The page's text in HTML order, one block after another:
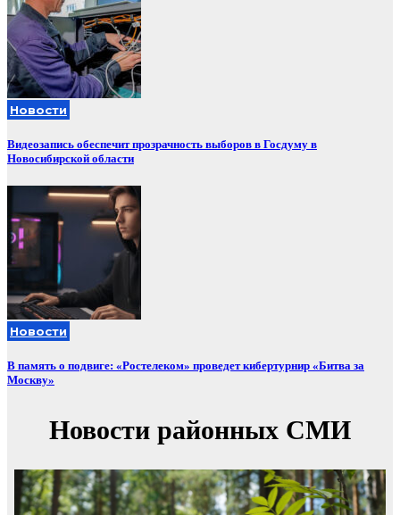
Новости
Видеозапись обеспечит прозрачность выборов в Госдуму в
Новосибирской области
Новости
В память о подвиге: «Ростелеком» проведет кибертурнир «Битва за
Москву»